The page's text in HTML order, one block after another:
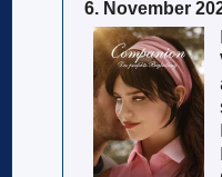
6. November